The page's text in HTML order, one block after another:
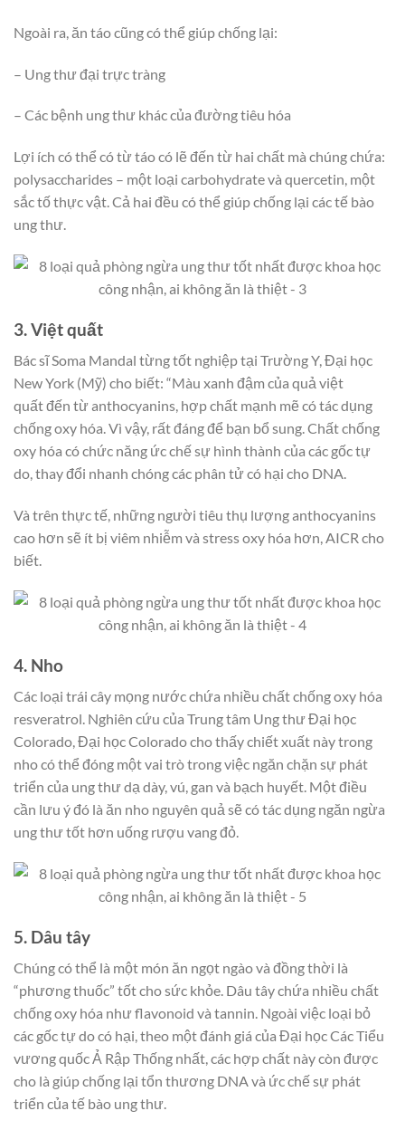
Ngoài ra, ăn táo cũng có thể giúp chống lại:
– Ung thư đại trực tràng
– Các bệnh ung thư khác của đường tiêu hóa
Lợi ích có thể có từ táo có lẽ đến từ hai chất mà chúng chứa:
polysaccharides – một loại carbohydrate và quercetin, một
sắc tố thực vật. Cả hai đều có thể giúp chống lại các tế bào
ung thư.
3. Việt quất
Bác sĩ Soma Mandal từng tốt nghiệp tại Trường Y, Đại học
New York (Mỹ) cho biết: “Màu xanh đậm của quả việt
quất đến từ anthocyanins, hợp chất mạnh mẽ có tác dụng
chống oxy hóa. Vì vậy, rất đáng để bạn bổ sung. Chất chống
oxy hóa có chức năng ức chế sự hình thành của các gốc tự
do, thay đổi nhanh chóng các phân tử có hại cho DNA.
Và trên thực tế, những người tiêu thụ lượng anthocyanins
cao hơn sẽ ít bị viêm nhiễm và stress oxy hóa hơn, AICR cho
biết.
4. Nho
Các loại trái cây mọng nước chứa nhiều chất chống oxy hóa
resveratrol. Nghiên cứu của Trung tâm Ung thư Đại học
Colorado, Đại học Colorado cho thấy chiết xuất này trong
nho có thể đóng một vai trò trong việc ngăn chặn sự phát
triển của ung thư dạ dày, vú, gan và bạch huyết. Một điều
cần lưu ý đó là ăn nho nguyên quả sẽ có tác dụng ngăn ngừa
ung thư tốt hơn uống rượu vang đỏ.
5. Dâu tây
Chúng có thể là một món ăn ngọt ngào và đồng thời là
“phương thuốc” tốt cho sức khỏe. Dâu tây chứa nhiều chất
chống oxy hóa như flavonoid và tannin. Ngoài việc loại bỏ
các gốc tự do có hại, theo một đánh giá của Đại học Các Tiểu
vương quốc Ả Rập Thống nhất, các hợp chất này còn được
cho là giúp chống lại tổn thương DNA và ức chế sự phát
triển của tế bào ung thư.